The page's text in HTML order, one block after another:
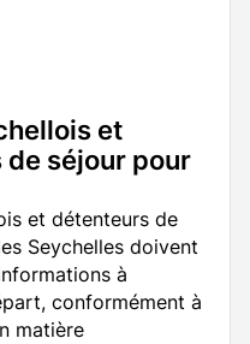
et
séjour pour
et détenteurs de
Seychelles doivent
à
conformément à
matière